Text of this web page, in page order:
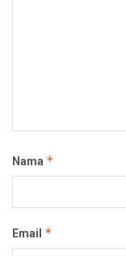
Nama *
Email *